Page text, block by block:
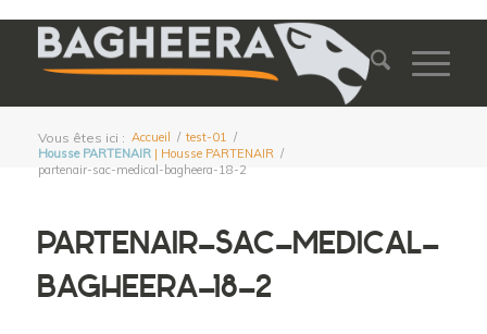
Vous êtes ici : Accueil / test-01 /
Housse PARTENAIR| Housse PARTENAIR /
partenair-sac-medical-bagheera-18-2
PARTENAIR-SAC-MEDICAL-
BAGHEERA-18-2